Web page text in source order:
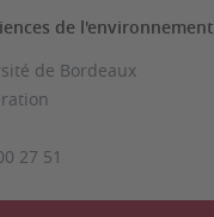
de l'environnement
de Bordeaux
27 51